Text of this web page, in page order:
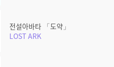
전설아바타 「도약」
LOST ARK